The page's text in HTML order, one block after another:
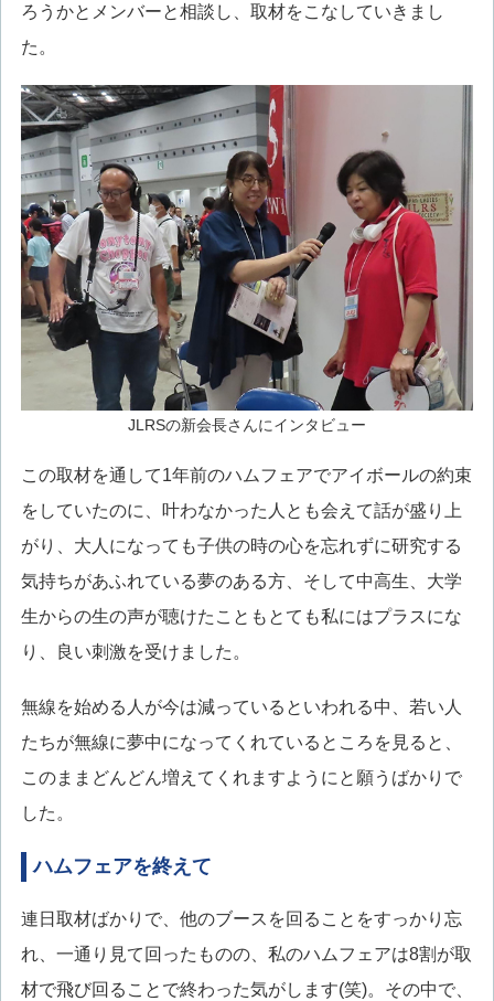
ろうかとメンバーと相談し、取材をこなしていきまし
た。
JLRSの新会長さんにインタビュー
この取材を通して1年前のハムフェアでアイボールの約束
をしていたのに、叶わなかった人とも会えて話が盛り上
がり、大人になっても子供の時の心を忘れずに研究する
気持ちがあふれている夢のある方、そして中高生、大学
生からの生の声が聴けたこともとても私にはプラスにな
り、良い刺激を受けました。
無線を始める人が今は減っているといわれる中、若い人
たちが無線に夢中になってくれているところを見ると、
このままどんどん増えてくれますようにと願うばかりで
した。
ハムフェアを終えて
連日取材ばかりで、他のブースを回ることをすっかり忘
れ、一通り見て回ったものの、私のハムフェアは8割が取
材で飛び回ることで終わった気がします(笑)。その中で、